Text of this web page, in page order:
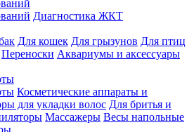
Диагностика ЖКТ
Для кошек Для грызунов Для птиц
Переноски Аквариумы и аксессуары
Косметические аппараты и
для укладки волос Для бритья и
Массажеры Весы напольные